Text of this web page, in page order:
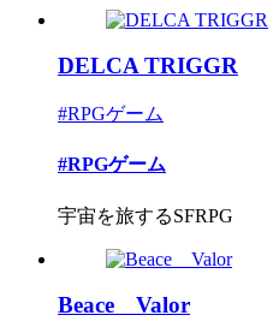
DELCA TRIGGR
#RPGゲーム
#RPGゲーム
宇宙を旅するSFRPG
Beace Valor